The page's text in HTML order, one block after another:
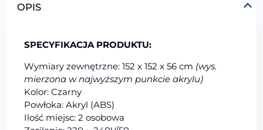
OPIS
SPECYFIKACJA PRODUKTU:
Wymiary zewnętrzne: 152 x 152 x 56 cm (wys.
mierzona w najwyższym punkcie akrylu)
Kolor: Czarny
Powłoka: Akryl (ABS)
Ilość miejsc: 2 osobowa